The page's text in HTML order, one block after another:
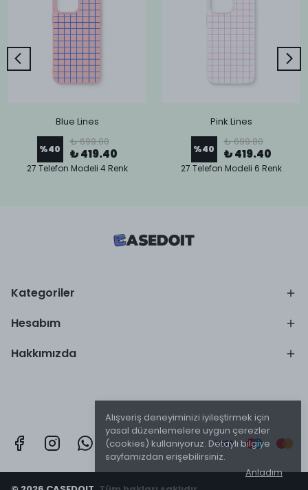
Alışveriş deneyiminizi iyileştirmek için
yasal düzenlemelere uygun çerezler
(cookies) kullanıyoruz. Detaylı bilgiye
sayfamızdan erişebilirsiniz.
Anladım
Blue Lines
%40
₺ 699.00
₺ 419.40
27 Telefon Modeli 4 Renk
Pink Lines
%40
₺ 699.00
₺ 419.40
27 Telefon Modeli 6 Renk
Kategoriler
Hesabım
Hakkımızda